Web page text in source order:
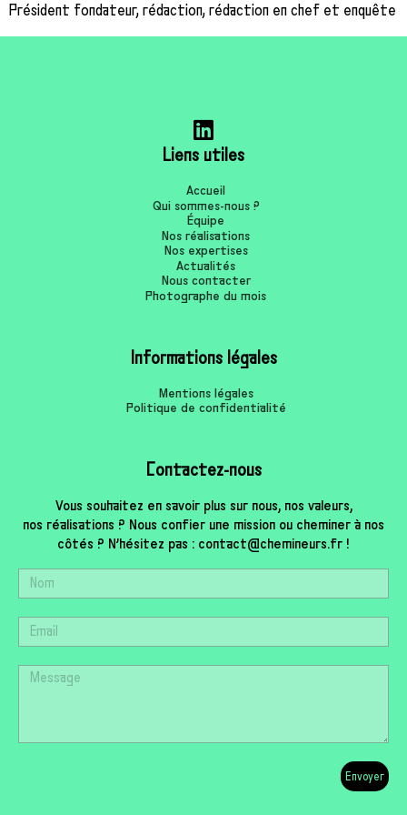
Président fondateur, rédaction, rédaction en chef et enquête
Liens utiles
Accueil
Qui sommes-nous ?
Équipe
Nos réalisations
Nos expertises
Actualités
Nous contacter
Photographe du mois
Informations légales
Mentions légales
Politique de confidentialité
Contactez-nous
Vous souhaitez en savoir plus sur nous, nos valeurs,
nos réalisations ? Nous confier une mission ou cheminer à nos
côtés ? N’hésitez pas : contact@chemineurs.fr !
Envoyer